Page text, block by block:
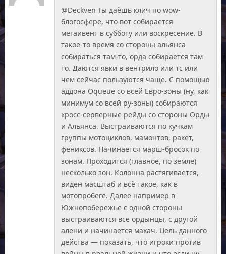
@Deckven Ты даёшь клич по wow-
блогосфере, что вот собирается
мегаивент в субботу или воскресение. В
такое-то время со стороны альянса
собираться там-то, орда собирается там
то. Даются явки в вентрило или тс или
чем сейчас пользуются чаще. С помощью
аддона Oqueue со всей Евро-зоны (ну, как
минимум со всей ру-зоны) собираются
кросс-серверные рейды со стороны Орды
и Альянса. Выстраиваются по кучкам
группы мотоциклов, мамонтов, ракет,
фениксов. Начинается марш-бросок по
зонам. Проходится (главное, по земле)
несколько зон. Колонна растягивается,
виден масштаб и всё такое, как в
мотопробеге. Далее например в
Южнопобережье с одной стороны
выстраиваются все ордынцы, с другой
алени и начинается махач. Цель данного
действа — показать, что игроки против